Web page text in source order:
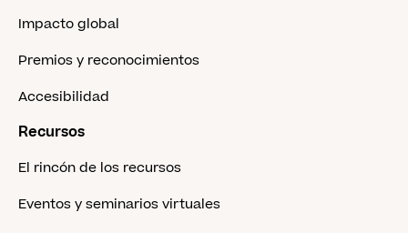
Impacto global
Premios y reconocimientos
Accesibilidad
Recursos
El rincón de los recursos
Eventos y seminarios virtuales